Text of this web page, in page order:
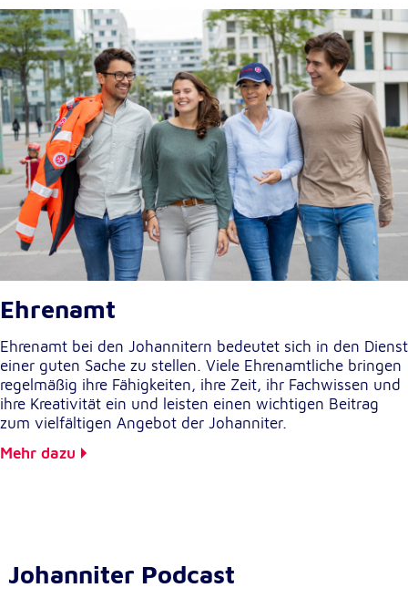
Ehrenamt
Ehrenamt bei den Johannitern bedeutet sich in den Dienst
einer guten Sache zu stellen. Viele Ehrenamtliche bringen
regelmäßig ihre Fähigkeiten, ihre Zeit, ihr Fachwissen und
ihre Kreativität ein und leisten einen wichtigen Beitrag
zum vielfältigen Angebot der Johanniter.
Mehr dazu
Johanniter Podcast